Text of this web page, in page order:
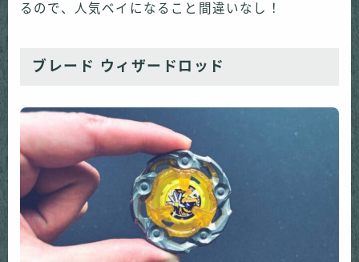
るので、人気ベイになること間違いなし！
ブレード ウィザードロッド